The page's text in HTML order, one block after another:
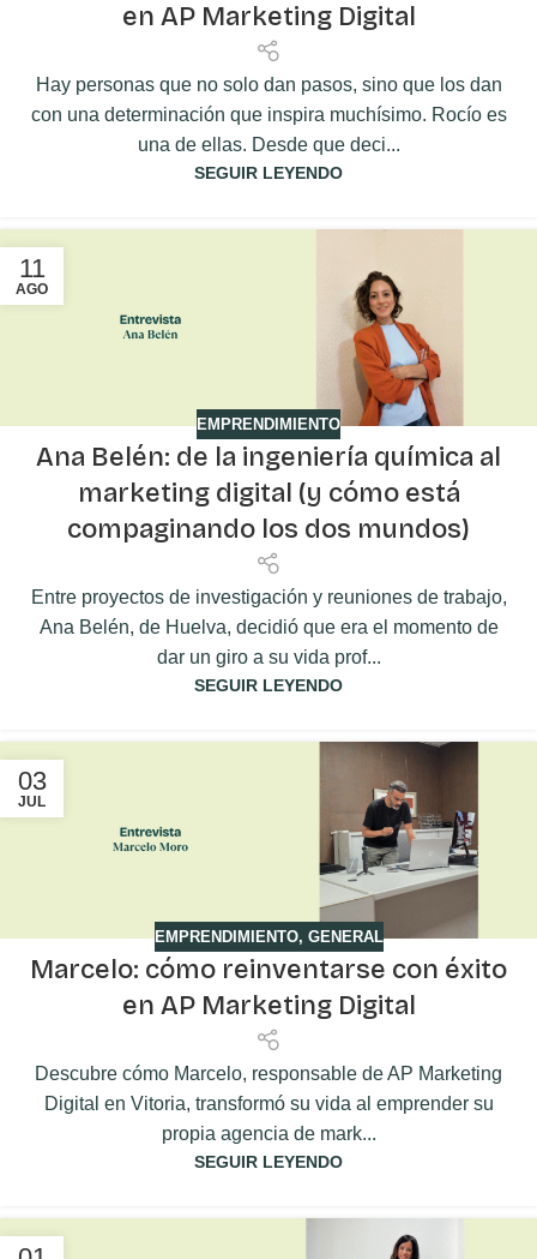
en AP Marketing Digital
Hay personas que no solo dan pasos, sino que los dan
con una determinación que inspira muchísimo. Rocío es
una de ellas. Desde que deci...
SEGUIR LEYENDO
11
AGO
EMPRENDIMIENTO
Ana Belén: de la ingeniería química al
marketing digital (y cómo está
compaginando los dos mundos)
Entre proyectos de investigación y reuniones de trabajo,
Ana Belén, de Huelva, decidió que era el momento de
dar un giro a su vida prof...
SEGUIR LEYENDO
03
JUL
EMPRENDIMIENTO, GENERAL
Marcelo: cómo reinventarse con éxito
en AP Marketing Digital
Descubre cómo Marcelo, responsable de AP Marketing
Digital en Vitoria, transformó su vida al emprender su
propia agencia de mark...
SEGUIR LEYENDO